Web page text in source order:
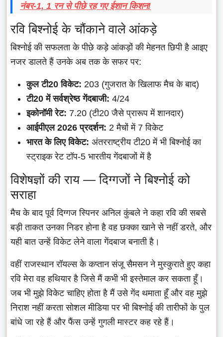
नंबर-1, 1 रन से पीछे रह गए ईशान किशन!
रवि बिश्नोई के चौंकाने वाले आंकड़े
बिश्नोई की सफलता के पीछे कड़े आंकड़ों की मेहनत छिपी है आइए
नजर डालते हैं उनके अब तक के सफर पर:
कुल टी20 विकेट: 203 (गुजरात के खिलाफ मैच के बाद)
टी20 में सर्वश्रेष्ठ गेंदबाजी: 4/24
इकोनॉमी रेट: 7.20 (टी20 जैसे प्रारूप में शानदार)
आईपीएल 2026 प्रदर्शन: 2 मैचों में 7 विकेट
भारत के लिए विकेट: अंतरराष्ट्रीय टी20 में भी बिश्नोई का
स्ट्राइक रेट टॉप-5 भारतीय गेंदबाजों में है
विशेषज्ञों की राय — दिग्गजों ने बिश्नोई को
सराहा
मैच के बाद पूर्व दिग्गज स्पिनर अनिल कुंबले ने कहा रवि की सबसे
बड़ी ताकत उनका निडर होना है वह छक्का खाने से नहीं डरते, और
यही बात उन्हें विकेट लेने वाला गेंदबाज बनाती है।
वहीं राजस्थान रॉयल्स के कप्तान संजू सैमसन ने मुस्कुराते हुए कहा
रवि मेरा वह हथियार है जिसे मैं कभी भी इस्तेमाल कर सकता हूँ।
जब भी मुझे विकेट चाहिए होता है मैं उसे गेंद थमाता हूँ और वह मुझे
निराश नहीं करता सोशल मीडिया पर भी बिश्नोई की तारीफों के पुल
बांधे जा रहे हैं और फैंस उन्हें गुगली मास्टर कह रहे हैं।